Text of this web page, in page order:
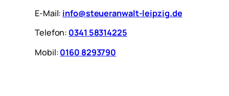
E-Mail: info@steueranwalt-leipzig.de
Telefon: 0341 58314225
Mobil:0160 8293790